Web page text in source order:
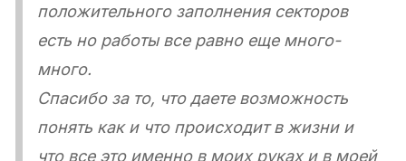
положительного заполнения секторов
есть но работы все равно еще много-
много.
Спасибо за то, что даете возможность
понять как и что происходит в жизни и
что все это именно в моих руках и в моей